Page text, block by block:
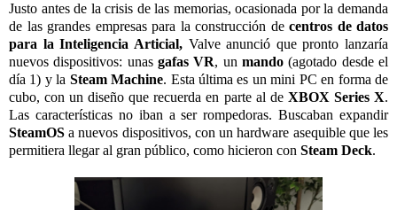
Justo antes de la crisis de las memorias, ocasionada por la demanda
de las grandes empresas para la construcción de centros de datos
para la Inteligencia Articial,Valve anunció que pronto lanzaría
nuevos dispositivos: unas gafas VR, unmando(agotado desde el
día 1) y la Steam Machine. Esta última es un mini PC en forma de
cubo, con un diseño que recuerda en parte al de XBOX Series X.
Las características no iban a ser rompedoras. Buscaban expandir
SteamOSa nuevos dispositivos, con un hardware asequible que les
permitiera llegar al gran público, como hicieron con Steam Deck.